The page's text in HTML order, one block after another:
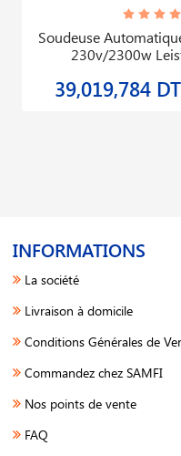
Soudeuse
230v/2300w
39,019,784
INFORMATIONS
La société
Livraison à domicile
Conditions Générales de
Commandez chez SAMFI
Nos points de vente
FAQ